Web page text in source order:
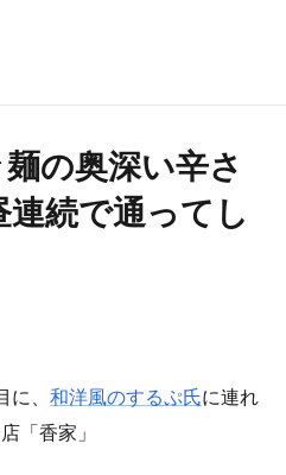
の奥深い辛さ
続で通ってし
に、 和洋風のするぷ氏に連れ
「香家」